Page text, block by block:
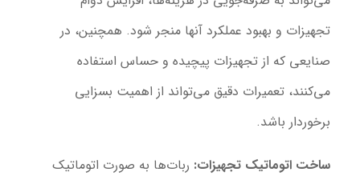
تجهیزات و بهبود عملکرد آنها منجر شود. همچنین، در
صنایعی که از تجهیزات پیچیده و حساس استفاده
می‌کنند، تعمیرات دقیق می‌تواند از اهمیت بسزایی
برخوردار باشد.
ساخت اتوماتیک تجهیزات: ربات‌ها به صورت اتوماتیک